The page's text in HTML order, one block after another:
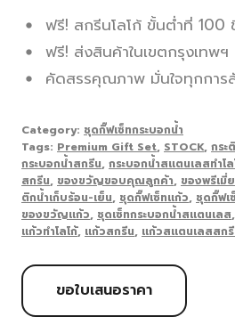
ฟรี! สกรีนโลโก้ ขั้นต่ำที่ 100
ฟรี! ส่งสินค้าในเขตกรุงเทพ
คัดสรรคุณภาพ มั่นใจทุกการ
Category: ชุดกิ๊ฟเซ็ทกระบอกน้ำ
Tags: Premium Gift Set, STOCK, กระ
กระบอกน้ำสกรีน, กระบอกน้ำสแตนเลสทำโล
สกรีน, ของขวัญขอบคุณลูกค้า, ของพรีเมี่
ติกน้ำเก็บร้อน-เย็น, ชุดกิ๊ฟเซ็ทแก้ว, ชุดกิ๊ฟเ
ของขวัญแก้ว, ชุดเซ็ทกระบอกน้ำสแตนเลส,
แก้วทำโลโก้, แก้วสกรีน, แก้วสแตนเลสสก
ขอใบเสนอราคา